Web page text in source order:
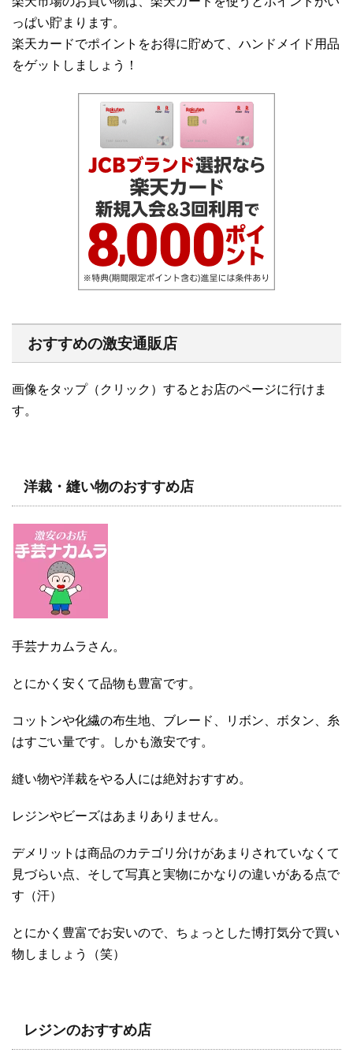
っぱい貯まります。
楽天カードでポイントをお得に貯めて、ハンドメイド用品
をゲットしましょう！
おすすめの激安通販店
画像をタップ（クリック）するとお店のページに行けま
す。
洋裁・縫い物のおすすめ店
手芸ナカムラさん。
とにかく安くて品物も豊富です。
コットンや化繊の布生地、ブレード、リボン、ボタン、糸
はすごい量です。しかも激安です。
縫い物や洋裁をやる人には絶対おすすめ。
レジンやビーズはあまりありません。
デメリットは商品のカテゴリ分けがあまりされていなくて
見づらい点、そして写真と実物にかなりの違いがある点で
す（汗）
とにかく豊富でお安いので、ちょっとした博打気分で買い
物しましょう（笑）
レジンのおすすめ店